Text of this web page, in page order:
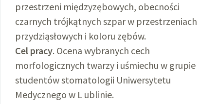
przestrzeni międzyzębowych, obecności
czarnych trójkątnych szpar w przestrzeniach
przydziąsłowych i koloru zębów.
Cel pracy. Ocena wybranych cech
morfologicznych twarzy i uśmiechu w grupie
studentów stomatologii Uniwersytetu
Medycznego w L ublinie.